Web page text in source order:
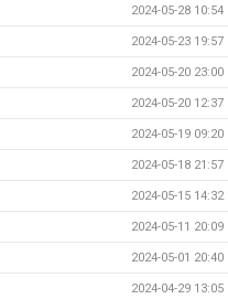
2024-05-28 10:54
2024-05-23 19:57
2024-05-20 23:00
2024-05-20 12:37
2024-05-19 09:20
2024-05-18 21:57
2024-05-15 14:32
2024-05-11 20:09
2024-05-01 20:40
2024-04-29 13:05